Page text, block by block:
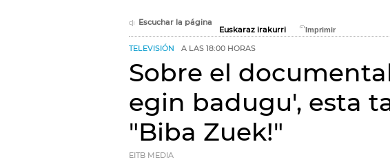
Escuchar la página
Euskaraz irakurri
TELEVISIÓN A LAS 18:00 HORAS
Sobre el
egin badugu', esta
"Biba Zuek!"
EITB MEDIA